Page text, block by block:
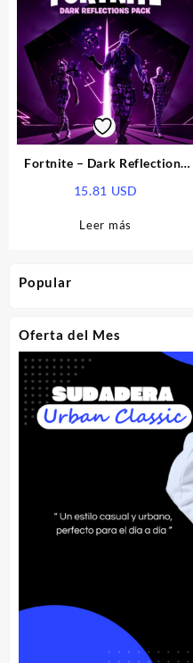
Popular
Oferta del Mes
Fortnite – Dark Reflections
15.81 USD
Leer más